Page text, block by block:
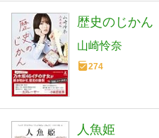
歴史のじかん
山崎怜奈
274
人魚姫